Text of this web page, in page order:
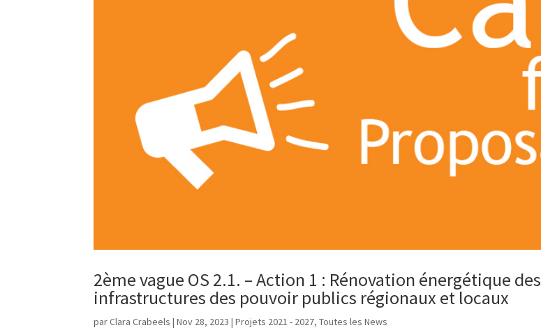
2ème vague OS 2.1. – Action 1 : Rénovation énergétique des
infrastructures des pouvoir publics régionaux et locaux
parClara Crabeels |Nov 28, 2023 |Projets 2021 - 2027,Toutes les News